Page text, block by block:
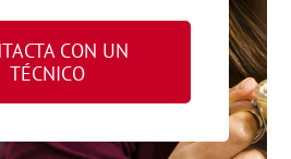
CON UN
TÉCNICO